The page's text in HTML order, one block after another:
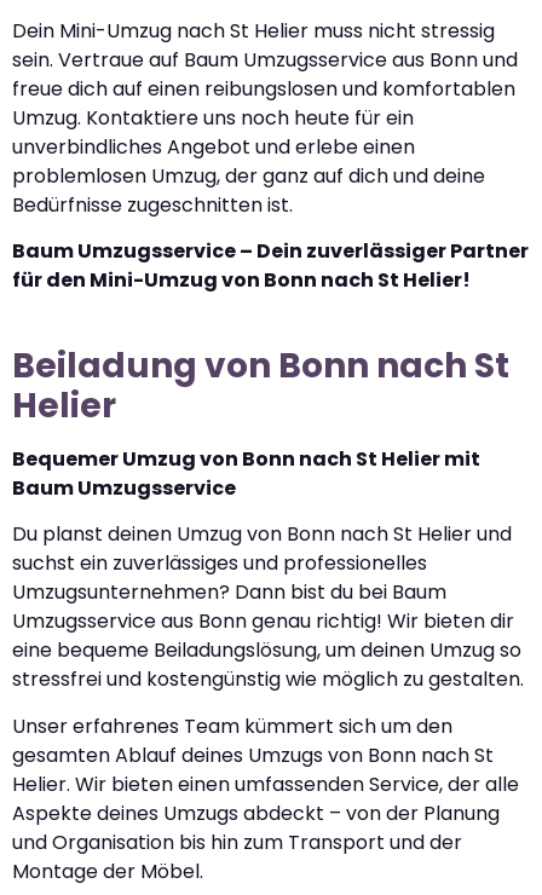
Dein Mini-Umzug nach St Helier muss nicht stressig
sein. Vertraue auf Baum Umzugsservice aus Bonn und
freue dich auf einen reibungslosen und komfortablen
Umzug. Kontaktiere uns noch heute für ein
unverbindliches Angebot und erlebe einen
problemlosen Umzug, der ganz auf dich und deine
Bedürfnisse zugeschnitten ist.
Baum Umzugsservice – Dein zuverlässiger Partner
für den Mini-Umzug von Bonn nach St Helier!
Beiladung von Bonn nach St
Helier
Bequemer Umzug von Bonn nach St Helier mit
Baum Umzugsservice
Du planst deinen Umzug von Bonn nach St Helier und
suchst ein zuverlässiges und professionelles
Umzugsunternehmen? Dann bist du bei Baum
Umzugsservice aus Bonn genau richtig! Wir bieten dir
eine bequeme Beiladungslösung, um deinen Umzug so
stressfrei und kostengünstig wie möglich zu gestalten.
Unser erfahrenes Team kümmert sich um den
gesamten Ablauf deines Umzugs von Bonn nach St
Helier. Wir bieten einen umfassenden Service, der alle
Aspekte deines Umzugs abdeckt – von der Planung
und Organisation bis hin zum Transport und der
Montage der Möbel.